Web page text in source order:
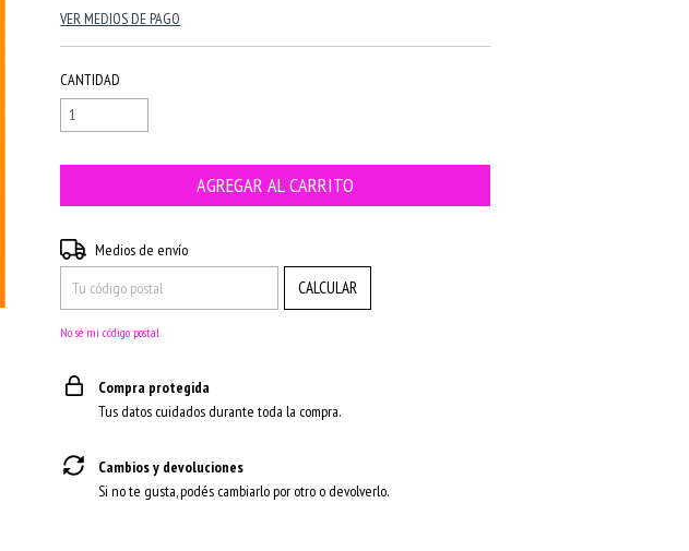
VER MEDIOS DE PAGO
CANTIDAD
Entregas para el CP:
Medios de envío
CALCULAR
No sé mi código postal
Compra protegida
Tus datos cuidados durante toda la compra.
Cambios y devoluciones
Si no te gusta, podés cambiarlo por otro o devolverlo.